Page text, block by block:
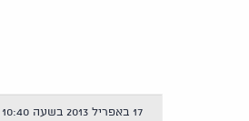
17 באפריל 2013 בשעה 10:40